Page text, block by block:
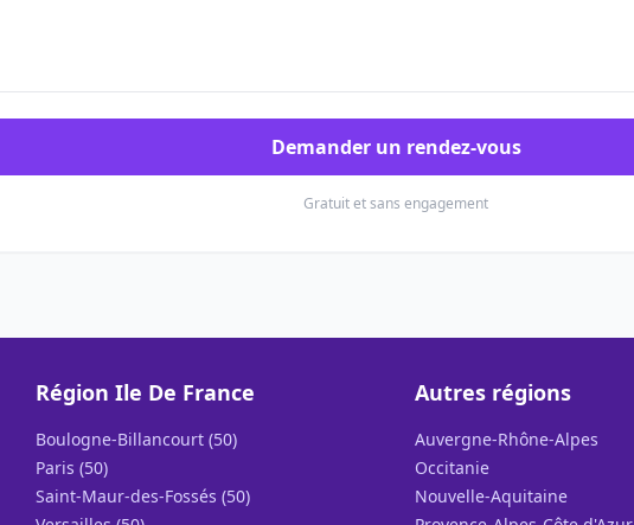
Demander un rendez-vous
Gratuit et sans engagement
Région Ile De France
Boulogne-Billancourt (50)
Paris (50)
Saint-Maur-des-Fossés (50)
Autres régions
Auvergne-Rhône-Alpes
Occitanie
Nouvelle-Aquitaine